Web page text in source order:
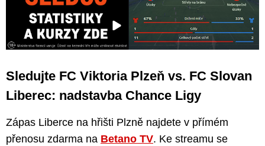
Sledujte FC Viktoria Plzeň vs. FC Slovan
Liberec: nadstavba Chance Ligy
Zápas Liberce na hřišti Plzně najdete v přímém
přenosu zdarma na Betano TV. Ke streamu se